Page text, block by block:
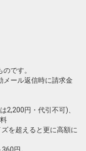
です。
メール返信時に請求金
2,200円・代引不可)、
を超えると更に高額に